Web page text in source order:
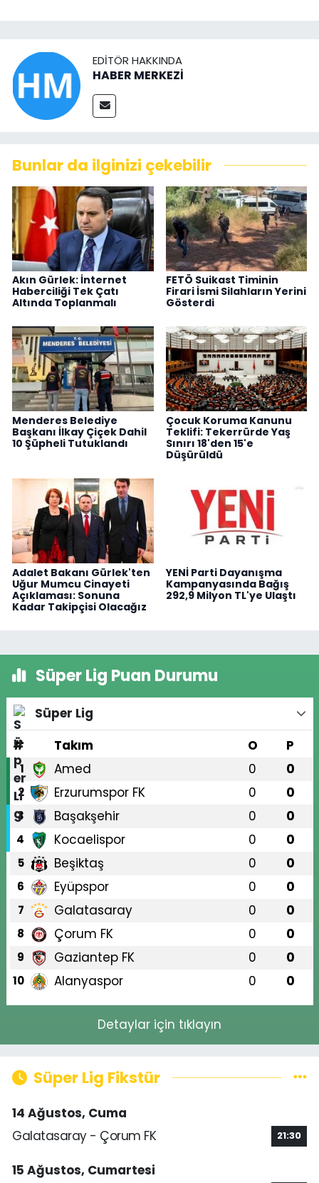
EDITÖR HAKKINDA
HABER MERKEZİ
Bunlar da ilginizi çekebilir
Akın Gürlek: İnternet
Haberciliği Tek Çatı
Altında Toplanmalı
FETÖ Suikast Timinin
Firari İsmi Silahların Yerini
Gösterdi
Menderes Belediye
Başkanı İlkay Çiçek Dahil
10 Şüpheli Tutuklandı
Çocuk Koruma Kanunu
Teklifi: Tekerrürde Yaş
Sınırı 18'den 15'e
Düşürüldü
Adalet Bakanı Gürlek'ten
Uğur Mumcu Cinayeti
Açıklaması: Sonuna
Kadar Takipçisi Olacağız
YENİ Parti Dayanışma
Kampanyasında Bağış
292,9 Milyon TL'ye Ulaştı
Süper Lig Puan Durumu
Süper Lig
#
Takım O P
1 Amed 0 0
2 Erzurumspor FK 0 0
3 Başakşehir 0 0
4 Kocaelispor 0 0
5 Beşiktaş 0 0
6 Eyüpspor 0 0
7 Galatasaray 0 0
8 Çorum FK 0 0
9 Gaziantep FK 0 0
10 Alanyaspor 0 0
Detaylar için tıklayın
Süper Lig Fikstür
14 Ağustos, Cuma
Galatasaray - Çorum FK
21:30
15 Ağustos, Cumartesi